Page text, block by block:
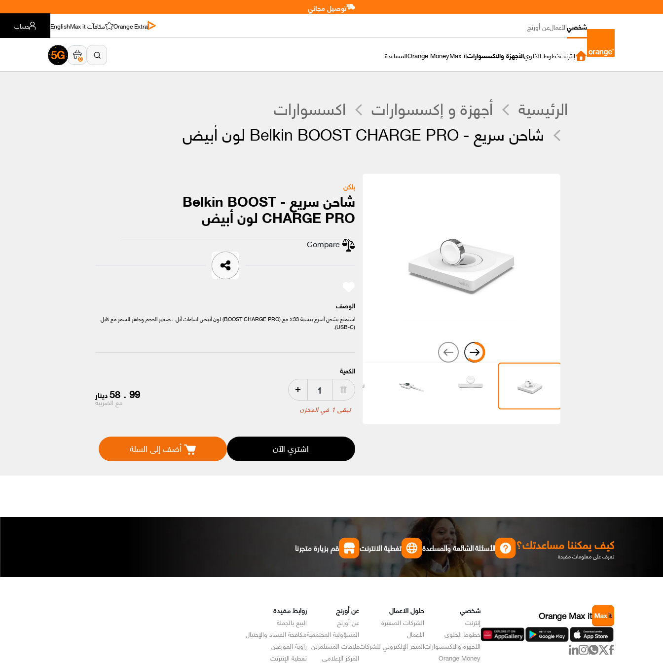
توصيل مجاني
شخصيالأعمالعن أورنج Orange Extra مكافآت Max it English حساب
إنترنتخطوط الخلويالأجهزة والاكسسواراتMax it
Orange Moneyالمساعدة 0
الرئيسية أجهزة و إكسسوارات
اكسسوارات
شاحن سريع - Belkin BOOST CHARGE PRO لون أبيض
بلكن
شاحن سريع - Belkin BOOST
CHARGE PRO لون أبيض
Compare
الوصف
استمتع بشحن أسرع بنسبة 33٪ مع (BOOST CHARGE PRO) لون أبيض لساعات أبل ، صغير الحجم وجاهز للسفر مع كابل
(USB-C).
الكمية
تبقى 1 في المخزن
دينار58.99 مع الضريبة
أضف إلى السلة اشتري الآن
كيف يمكننا مساعدتك؟
تعرف على معلومات مفيدة
الأسئلة الشائعة والمساعدة تغطية الانترنت قم بزيارة متجرنا
Orange Max it شخصي
إنترنت
خطوط الخلوي
الأجهزة والاكسسوارات
Orange Money
حلول الاعمال
الشركات الصغيرة
الأعمال
المتجر الإلكتروني للشركات
عن أورنج
عن أورنج
المسؤولية المجتمعية
علاقات المستثمرين
المركز الإعلامي
روابط مفيدة
البيع بالجملة
مكافحة الفساد والإحتيال
زاوية الموزعين
تغطية الإنترنت